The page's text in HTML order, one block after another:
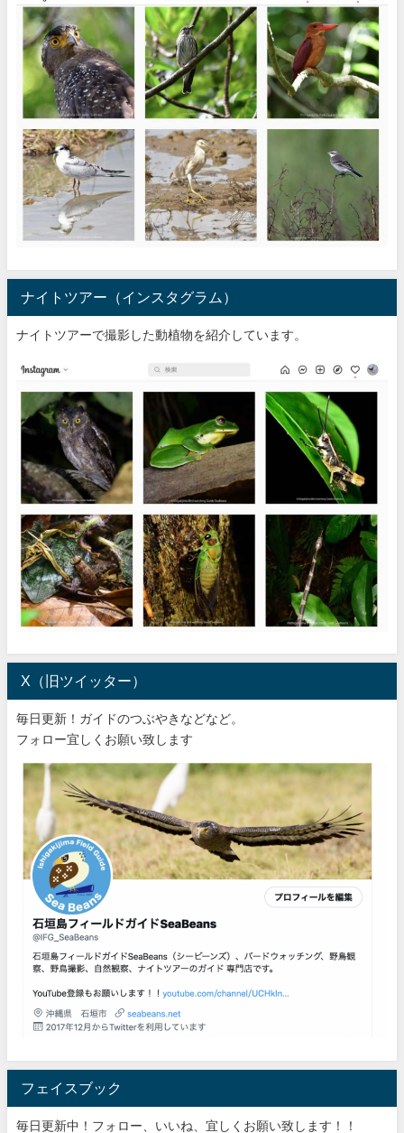
ナイトツアー（インスタグラム）
ナイトツアーで撮影した動植物を紹介しています。
X（旧ツイッター）
毎日更新！ガイドのつぶやきなどなど。
フォロー宜しくお願い致します
フェイスブック
毎日更新中！フォロー、いいね、宜しくお願い致します！！